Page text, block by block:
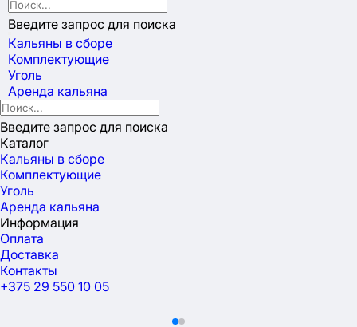
Введите запрос для поиска
Кальяны в сборе
Комплектующие
Уголь
Аренда кальяна
Введите запрос для поиска
Каталог
Кальяны в сборе
Комплектующие
Уголь
Аренда кальяна
Информация
Оплата
Доставка
Контакты
+375 29 550 10 05